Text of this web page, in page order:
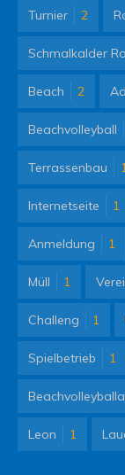
Turnier 2
Schmalkalder
Beach 2
Beachvolleyball
Terrassenbau
Internetseite 1
Anmeldung 1
Müll 1
Challeng 1
Spielbetrieb 1
Leon 1